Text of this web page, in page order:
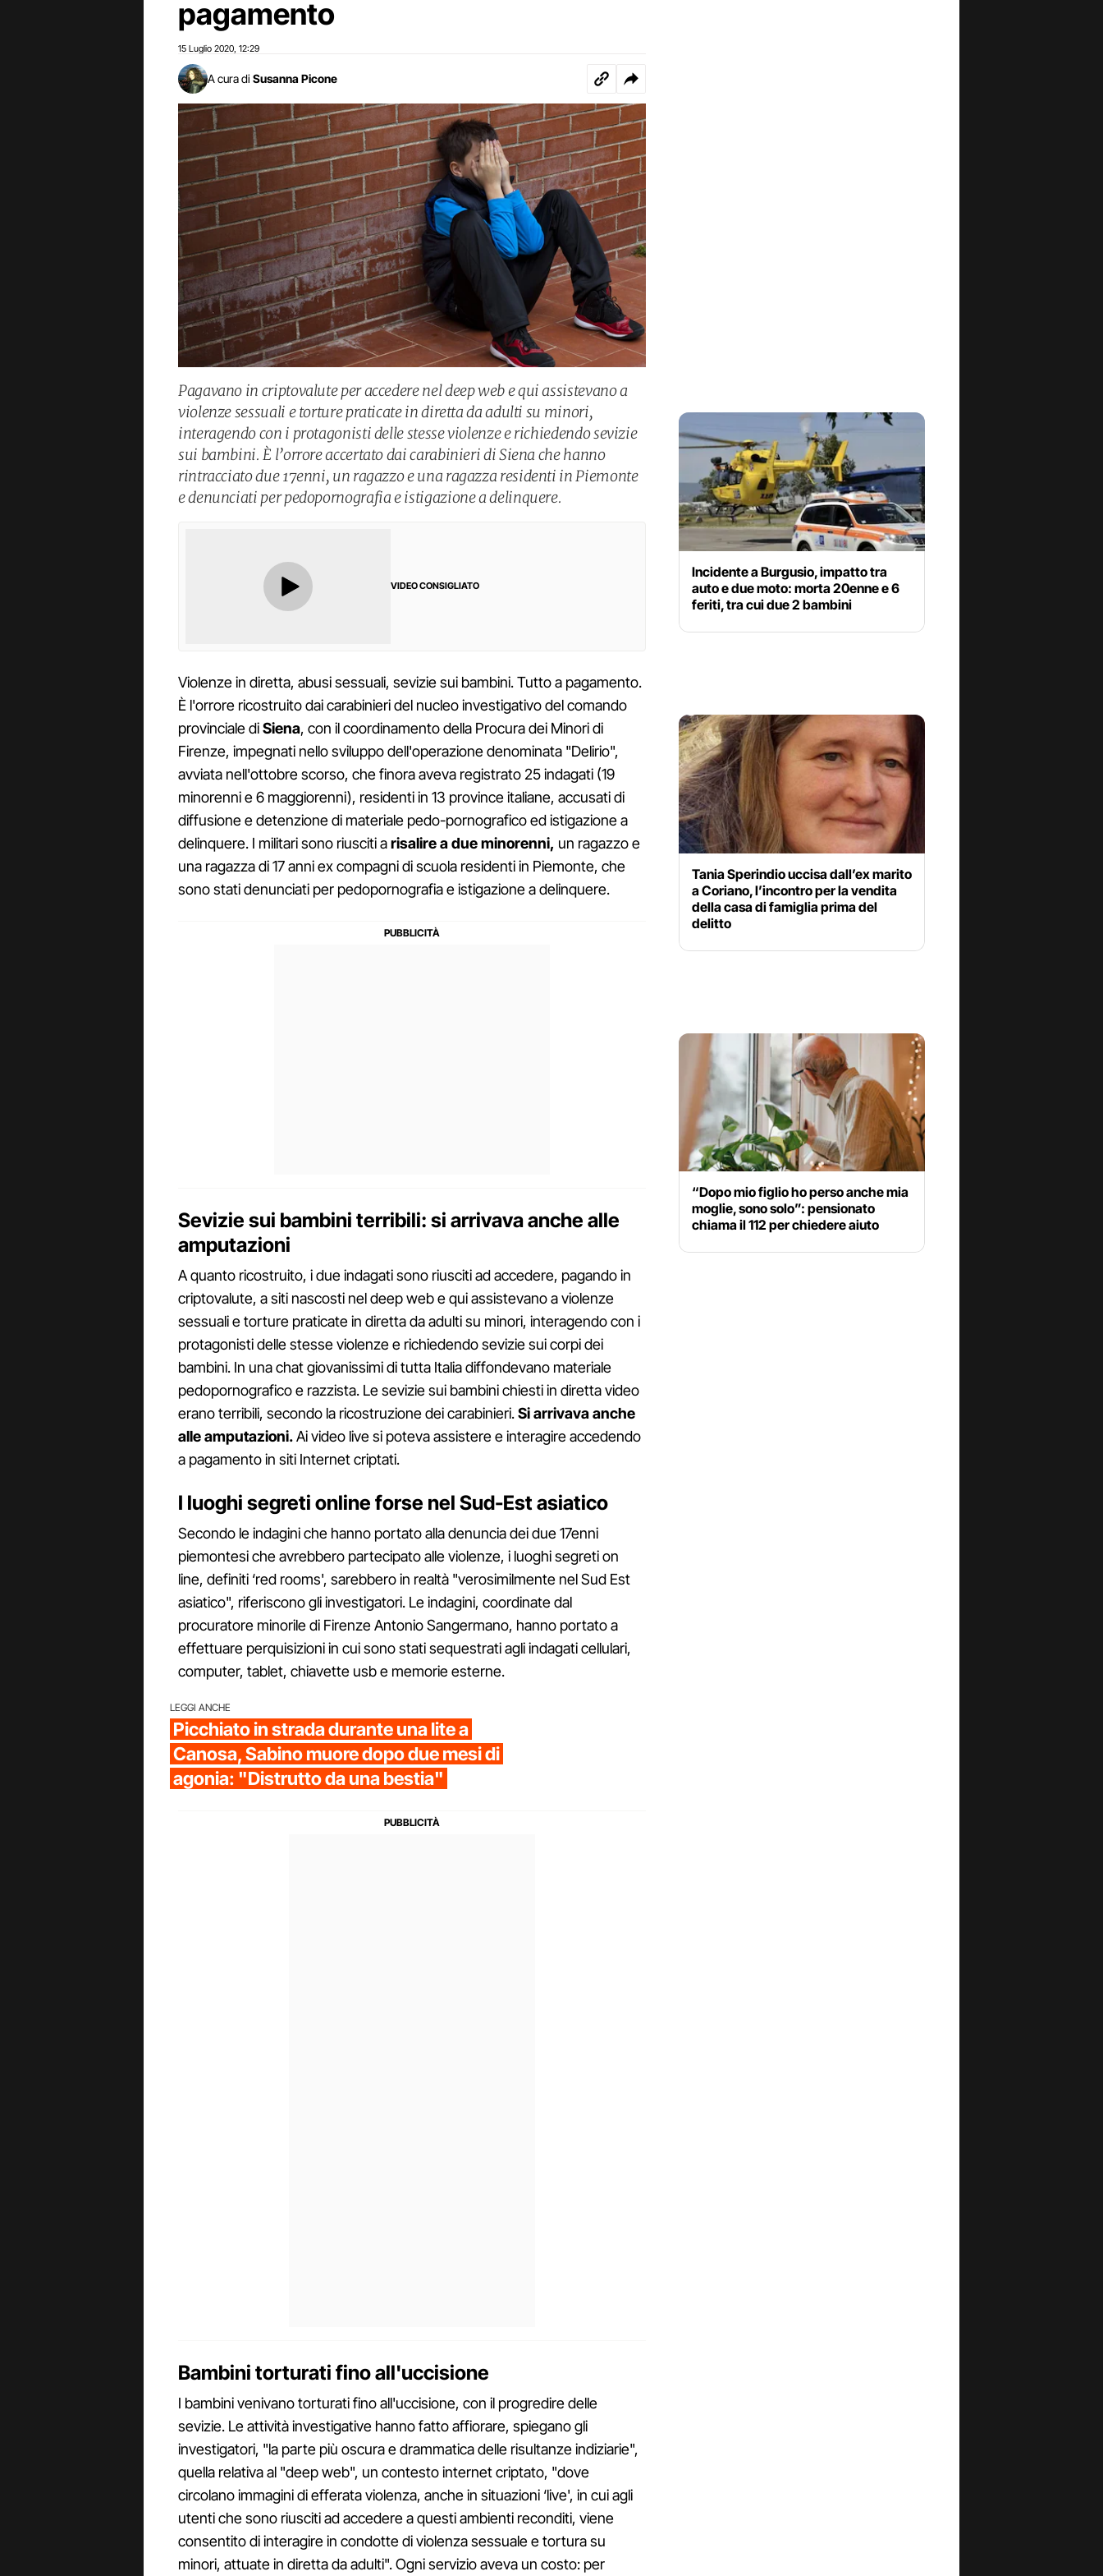
pagamento
15 Luglio 2020 12:29
A cura di Susanna Picone
Pagavano in criptovalute per accedere nel deep web e qui assistevano a
violenze sessuali e torture praticate in diretta da adulti su minori,
interagendo con i protagonisti delle stesse violenze e richiedendo sevizie
sui bambini. È l’orrore accertato dai carabinieri di Siena che hanno
rintracciato due 17enni, un ragazzo e una ragazza residenti in Piemonte
e denunciati per pedopornografia e istigazione a delinquere.
VIDEO CONSIGLIATO
Violenze in diretta, abusi sessuali, sevizie sui bambini. Tutto a pagamento.
È l'orrore ricostruito dai carabinieri del nucleo investigativo del comando
provinciale diSiena, con il coordinamento della Procura dei Minori di
Firenze, impegnati nello sviluppo dell'operazione denominata "Delirio",
avviata nell'ottobre scorso, che finora aveva registrato 25 indagati (19
minorenni e 6 maggiorenni), residenti in 13 province italiane, accusati di
diffusione e detenzione di materiale pedo-pornografico ed istigazione a
delinquere. I militari sono riusciti arisalire a due minorenni, un ragazzo e
una ragazza di 17 anni ex compagni di scuola residenti in Piemonte, che
sono stati denunciati per pedopornografia e istigazione a delinquere.
Sevizie sui bambini terribili: si arrivava anche alle
amputazioni
A quanto ricostruito, i due indagati sono riusciti ad accedere, pagando in
criptovalute, a siti nascosti nel deep web e qui assistevano a violenze
sessuali e torture praticate in diretta da adulti su minori, interagendo con i
protagonisti delle stesse violenze e richiedendo sevizie sui corpi dei
bambini. In una chat giovanissimi di tutta Italia diffondevano materiale
pedopornografico e razzista. Le sevizie sui bambini chiesti in diretta video
erano terribili, secondo la ricostruzione dei carabinieri.Si arrivava anche
alle amputazioni.Ai video live si poteva assistere e interagire accedendo
a pagamento in siti Internet criptati.
I luoghi segreti online forse nel Sud-Est asiatico
Secondo le indagini che hanno portato alla denuncia dei due 17enni
piemontesi che avrebbero partecipato alle violenze, i luoghi segreti on
line, definiti ‘red rooms', sarebbero in realtà "verosimilmente nel Sud Est
asiatico", riferiscono gli investigatori. Le indagini, coordinate dal
procuratore minorile di Firenze Antonio Sangermano, hanno portato a
effettuare perquisizioni in cui sono stati sequestrati agli indagati cellulari,
computer, tablet, chiavette usb e memorie esterne.
LEGGI ANCHE
Picchiato in strada durante una lite a
Canosa, Sabino muore dopo due mesi di
agonia: "Distrutto da una bestia"
Bambini torturati fino all'uccisione
I bambini venivano torturati fino all'uccisione, con il progredire delle
sevizie. Le attività investigative hanno fatto affiorare, spiegano gli
investigatori, "la parte più oscura e drammatica delle risultanze indiziarie",
quella relativa al "deep web", un contesto internet criptato, "dove
circolano immagini di efferata violenza, anche in situazioni ‘live', in cui agli
utenti che sono riusciti ad accedere a questi ambienti reconditi, viene
consentito di interagire in condotte di violenza sessuale e tortura su
minori, attuate in diretta da adulti". Ogni servizio aveva un costo: per
Incidente a Burgusio, impatto tra
auto e due moto: morta 20enne e 6
feriti, tra cui due 2 bambini
Tania Sperindio uccisa dall’ex marito
a Coriano, l’incontro per la vendita
della casa di famiglia prima del
delitto
“Dopo mio figlio ho perso anche mia
moglie, sono solo”: pensionato
chiama il 112 per chiedere aiuto